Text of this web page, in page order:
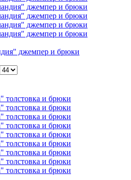
джемпер и брюки